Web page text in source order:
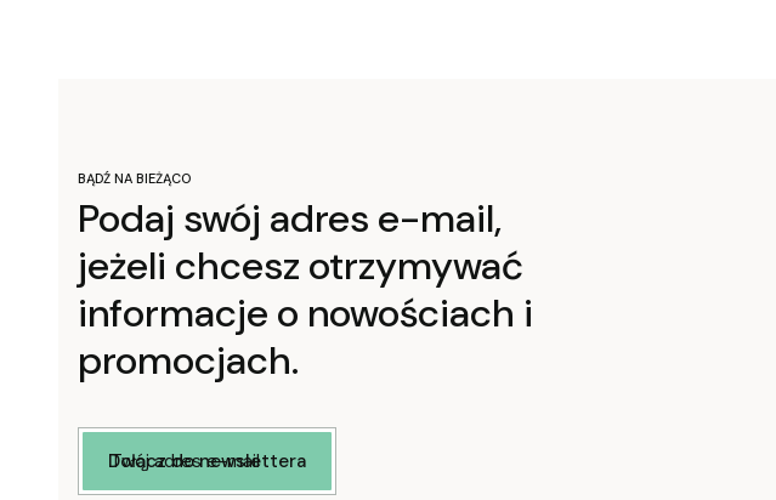
BĄDŹ NA BIEŻĄCO
Podaj swój adres e-mail,
jeżeli chcesz otrzymywać
informacje o nowościach i
promocjach.
Twój adres e-mail
Dołącz do newslettera